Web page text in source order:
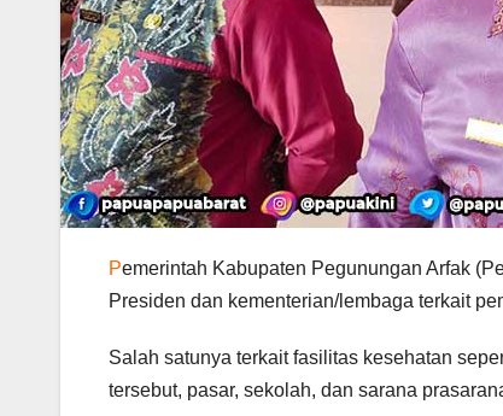
Pemerintah Kabupaten Pegunungan Arfak
Presiden dan kementerian/lembaga terkait
Salah satunya terkait fasilitas kesehatan
tersebut, pasar, sekolah, dan sarana